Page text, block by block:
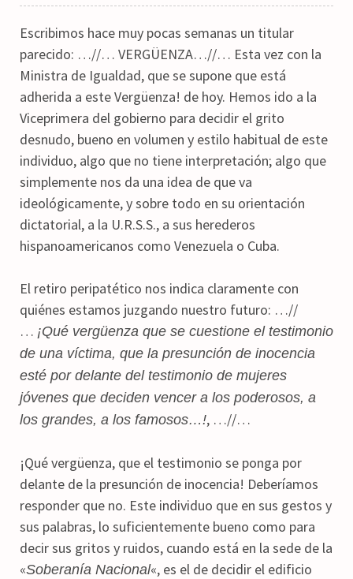
Escribimos hace muy pocas semanas un titular
parecido: …//… VERGÜENZA…//… Esta vez con la
Ministra de Igualdad, que se supone que está
adherida a este Vergüenza! de hoy. Hemos ido a la
Viceprimera del gobierno para decidir el grito
desnudo, bueno en volumen y estilo habitual de este
individuo, algo que no tiene interpretación; algo que
simplemente nos da una idea de que va
ideológicamente, y sobre todo en su orientación
dictatorial, a la U.R.S.S., a sus herederos
hispanoamericanos como Venezuela o Cuba.
El retiro peripatético nos indica claramente con
quiénes estamos juzgando nuestro futuro: …//
… ¡Qué vergüenza que se cuestione el testimonio
de una víctima, que la presunción de inocencia
esté por delante del testimonio de mujeres
jóvenes que deciden vencer a los poderosos, a
los grandes, a los famosos…!, …//…
¡Qué vergüenza, que el testimonio se ponga por
delante de la presunción de inocencia! Deberíamos
responder que no. Este individuo que en sus gestos y
sus palabras, lo suficientemente bueno como para
decir sus gritos y ruidos, cuando está en la sede de la
«Soberanía Nacional«, es el de decidir el edificio